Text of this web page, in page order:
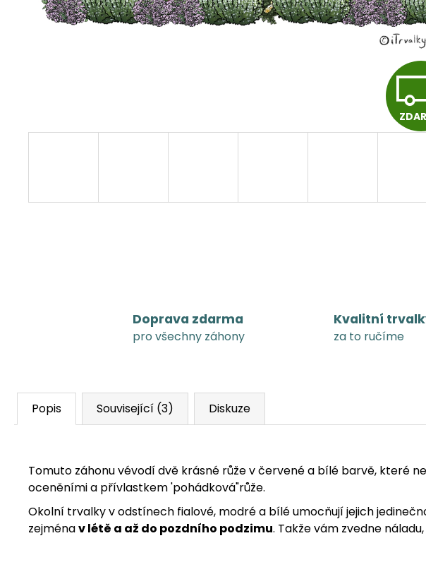
Doprava zdarma
pro všechny záhony
Kvalitní
za to ručíme
Popis Související (3) Diskuze
Tomuto záhonu vévodí dvě krásné růže v červené a bílé barvě, které
oceněními a přívlastkem 'pohádková"růže.
Okolní trvalky v odstínech fialové, modré a bílé umocňují jejich
zejménav létě a až do pozdního podzimu. Takže vám zvedne